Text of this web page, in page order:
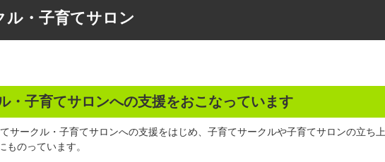
ル・子育てサロン
・子育てサロンへの支援をおこなっています
サークル・子育てサロンへの支援をはじめ、子育てサークルや子育てサロンの立ち上
ものっています。